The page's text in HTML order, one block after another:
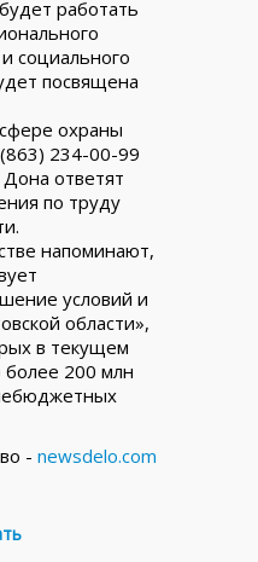
работать
социального
посвящена
охраны
234-00-99
ответят
по труду
напоминают,
условий и
области»,
в текущем
200 млн
- newsdelo.com